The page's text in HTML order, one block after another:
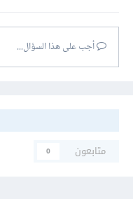
أجب على هذا السؤال...
متابعون
0